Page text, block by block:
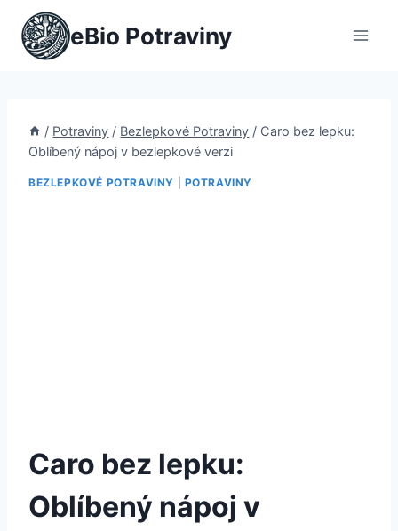
Přeskočit
obsah
eBio Potraviny
/ Potraviny / Bezlepkové Potraviny / Caro bez lepku:
Oblíbený nápoj v bezlepkové verzi
BEZLEPKOVÉ POTRAVINY POTRAVINY
Caro bez lepku:
Oblíbený nápoj v